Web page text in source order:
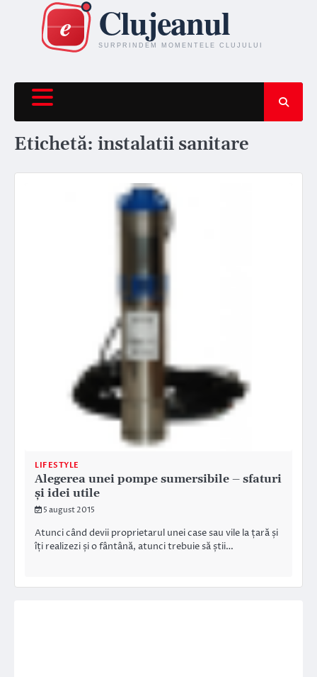
content
Etichetă: instalatii sanitare
LIFESTYLE
Alegerea unei pompe sumersibile – sfaturi
și idei utile
5 august 2015
Atunci când devii proprietarul unei case sau vile la țară și
îți realizezi și o fântână, atunci trebuie să știi…